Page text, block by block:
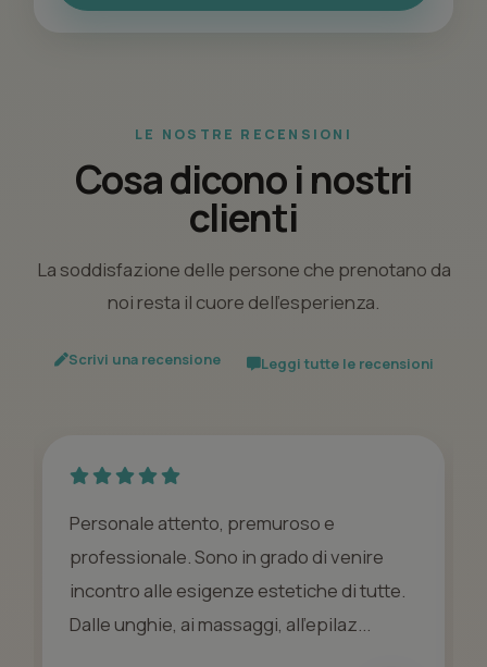
LE NOSTRE RECENSIONI
Cosa dicono i nostri
clienti
La soddisfazione delle persone che prenotano da
noi resta il cuore dell’esperienza.
Scrivi una recensione Leggi tutte le recensioni
Personale attento, premuroso e
professionale. Sono in grado di venire
incontro alle esigenze estetiche di tutte.
Dalle unghie, ai massaggi, all'epilaz...